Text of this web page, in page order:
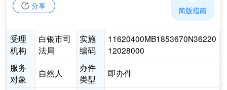
分享
受理
机构
白银市司
法局
实施
编码
11620400MB1853670N36220
12028000
服务
对象
自然人
办件
类型
即办件
简版指南